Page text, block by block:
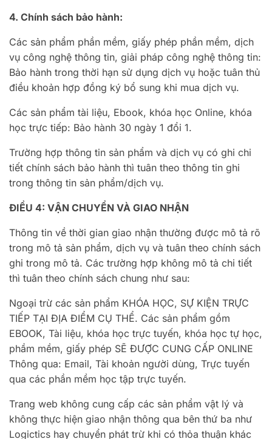
4. Chính sách bảo hành:
Các sản phẩm phần mềm, giấy phép phần mềm, dịch
vụ công nghệ thông tin, giải pháp công nghệ thông tin:
Bảo hành trong thời hạn sử dụng dịch vụ hoặc tuân thủ
điều khoản hợp đồng ký bổ sung khi mua dịch vụ.
Các sản phẩm tài liệu, Ebook, khóa học Online, khóa
học trực tiếp: Bảo hành 30 ngày 1 đổi 1.
Trường hợp thông tin sản phẩm và dịch vụ có ghi chi
tiết chính sách bảo hành thì tuân theo thông tin ghi
trong thông tin sản phẩm/dịch vụ.
ĐIỀU 4: VẬN CHUYỂN VÀ GIAO NHẬN
Thông tin về thời gian giao nhận thường được mô tả rõ
trong mô tả sản phẩm, dịch vụ và tuân theo chính sách
ghi trong mô tả. Các trường hợp không mô tả chi tiết
thì tuân theo chính sách chung như sau:
Ngoại trừ các sản phẩm KHÓA HỌC, SỰ KIỆN TRỰC
TIẾP TẠI ĐỊA ĐIỂM CỤ THỂ. Các sản phẩm gồm
EBOOK, Tài liệu, khóa học trực tuyến, khóa học tự học,
phầm mềm, giấy phép SẼ ĐƯỢC CUNG CẤP ONLINE
Thông qua: Email, Tài khoản người dùng, Trực tuyến
qua các phần mềm học tập trực tuyến.
Trang web không cung cấp các sản phẩm vật lý và
không thực hiện giao nhận thông qua bên thứ ba như
Logictics hay chuyển phát trừ khi có thỏa thuận khác